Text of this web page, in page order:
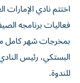
اختتم نادي الإمارات
بمخرجات شهر كامل
البستكي، رئيس
للندوة.